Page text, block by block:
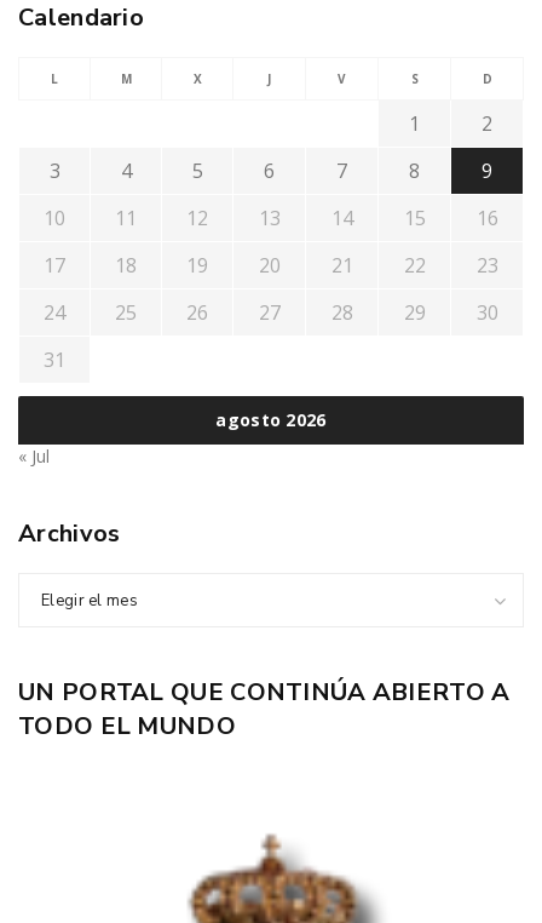
Calendario
agosto 2026
L M X J V S D
1
2
3
4 5 6 7 8
9
10
11 12 13 14 15
16
17
18 19 20 21 22
23
24
25 26 27 28 29
30
31
« Jul
Archivos
Elegir el mes
UN PORTAL QUE CONTINÚA ABIERTO A
TODO EL MUNDO